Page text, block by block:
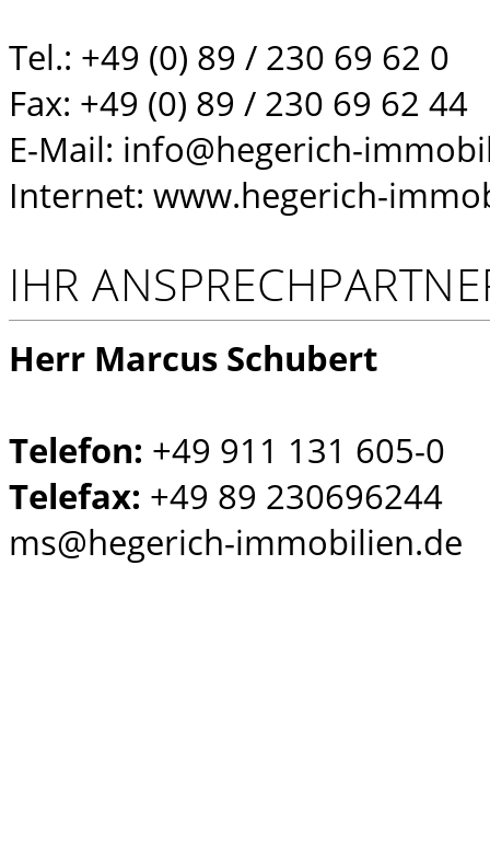
Tel.: +49 (0) 89 / 230 69 62 0
Fax: +49 (0) 89 / 230 69 62 44
E-Mail: info@hegerich-
Internet: www.hegerich-
IHR
Herr Marcus Schubert
Telefon: +49 911 131 605-0
Telefax: +49 89 230696244
ms@hegerich-immobilien.de